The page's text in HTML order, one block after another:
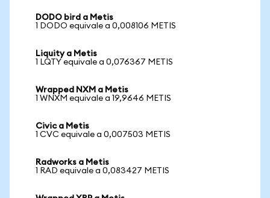
DODO bird a Metis
1 DODO equivale a 0,008106 METIS
Liquity a Metis
1 LQTY equivale a 0,076367 METIS
Wrapped NXM a Metis
1 WNXM equivale a 19,9646 METIS
Civic a Metis
1 CVC equivale a 0,007503 METIS
Radworks a Metis
1 RAD equivale a 0,083427 METIS